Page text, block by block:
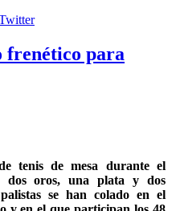
frenético para
tenis de mesa durante el
dos oros, una plata y dos
se han colado en el